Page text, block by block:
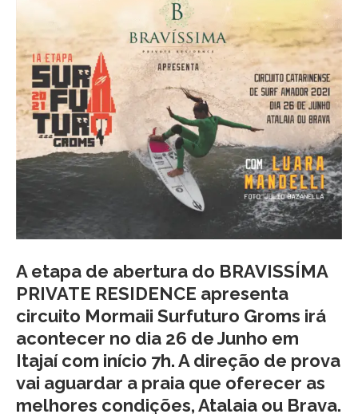
A etapa de abertura do BRAVISSÍMA
PRIVATE RESIDENCE apresenta
circuito Mormaii Surfuturo Groms irá
acontecer no dia 26 de Junho em
Itajaí com início 7h.A direção de prova
vai aguardar a praia que oferecer as
melhores condições, Atalaia ou Brava.